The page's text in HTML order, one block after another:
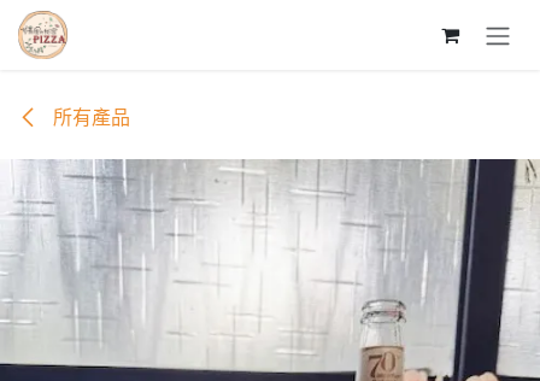
跳至內容
所有產品